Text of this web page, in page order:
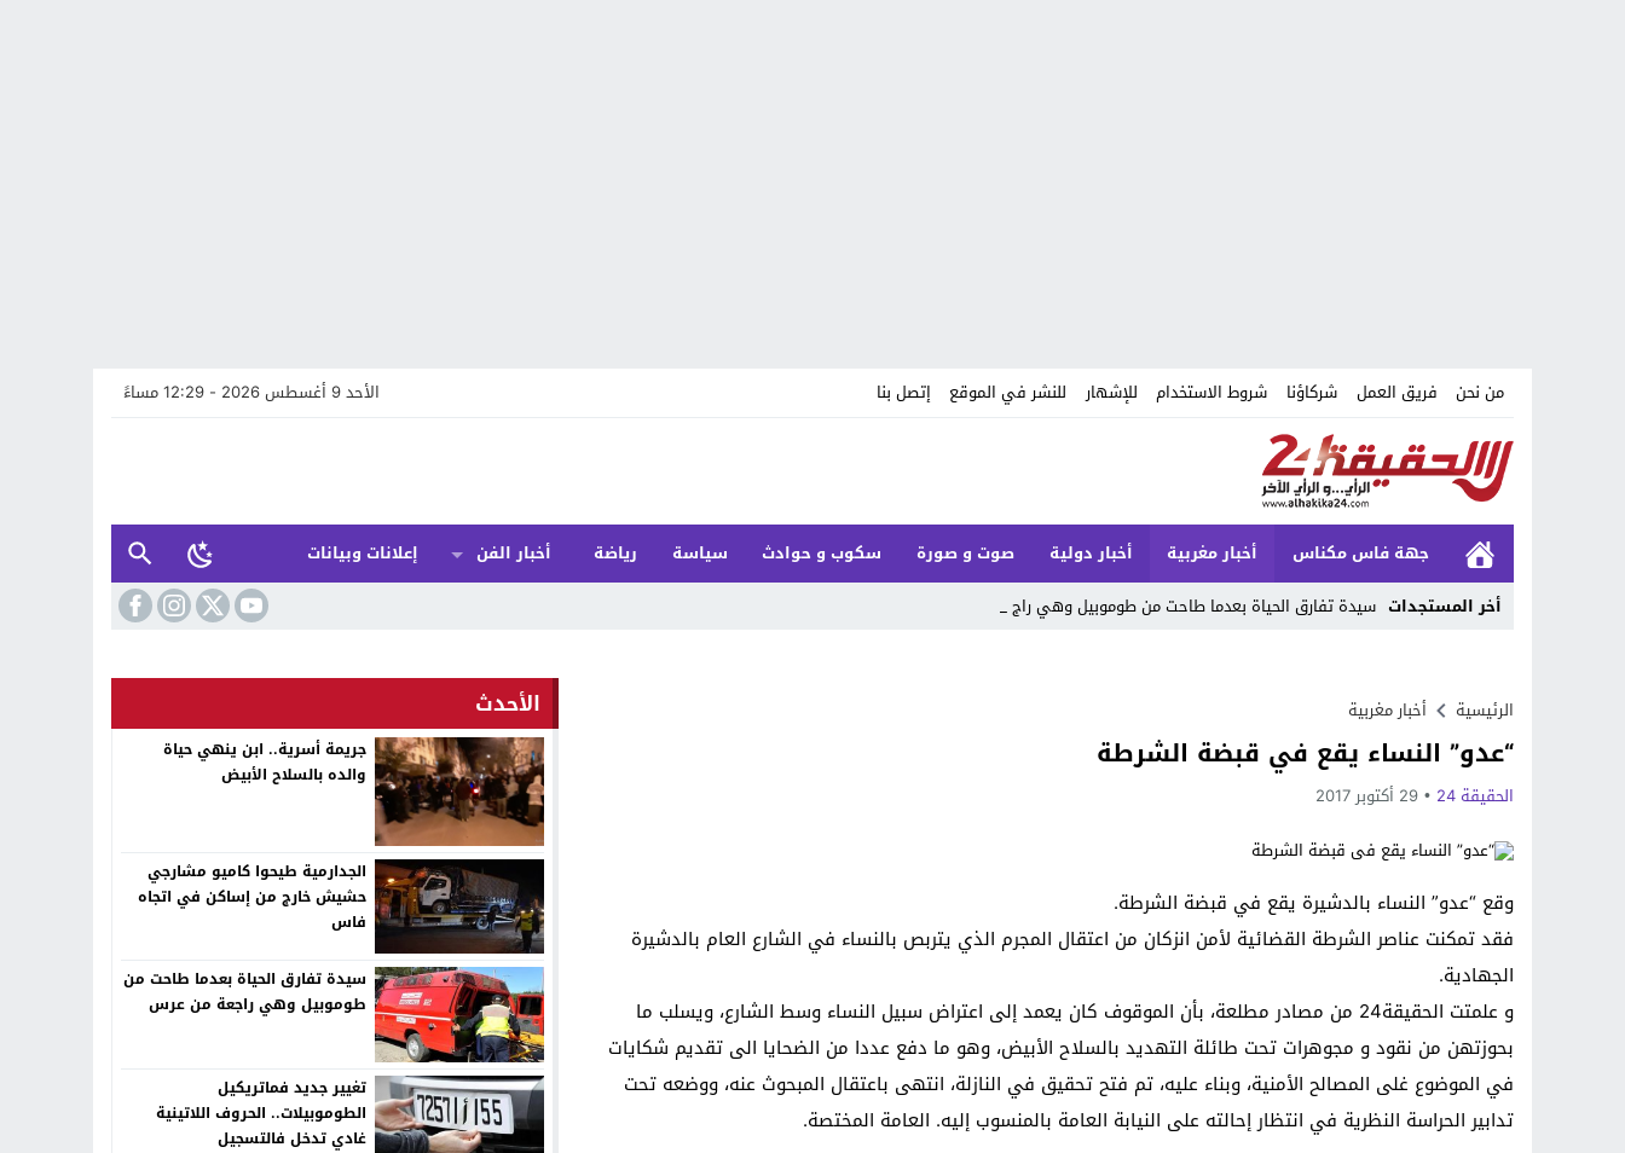
من نحن فريق العمل شركاؤنا شروط الاستخدام للإشهار للنشر في الموقع إتصل بنا الأحد 9 أغسطس 2026 - 12:29 مساءً
جهة فاس مكناس أخبار مغربية أخبار دولية صوت و صورة سكوب و حوادث سياسة رياضة أخبار الفن
إعلانات وبيانات
أخر المستجدات سيدة تفارق الحياة بعدما طاحت من طوموبيل وهي راجعة من_
Previous
Next
الرئيسية أخبار مغربية
“عدو” النساء يقع في قبضة الشرطة
الحقيقة 24 29 أكتوبر 2017
وقع “عدو” النساء بالدشيرة يقع في قبضة الشرطة.
فقد تمكنت عناصر الشرطة القضائية لأمن انزكان من اعتقال المجرم الذي يتربص بالنساء في الشارع العام بالدشيرة
الجهادية.
و علمتت الحقيقة24 من مصادر مطلعة، بأن الموقوف كان يعمد إلى اعتراض سبيل النساء وسط الشارع، ويسلب ما
بحوزتهن من نقود و مجوهرات تحت طائلة التهديد بالسلاح الأبيض، وهو ما دفع عددا من الضحايا الى تقديم شكايات
في الموضوع غلى المصالح الأمنية، وبناء عليه، تم فتح تحقيق في النازلة، انتهى باعتقال المبحوث عنه، ووضعه تحت
تدابير الحراسة النظرية في انتظار إحالته على النيابة العامة بالمنسوب إليه. العامة المختصة.
الأحدث
جريمة أسرية.. ابن ينهي حياة
والده بالسلاح الأبيض
الجدارمية طيحوا كاميو مشارجي
حشيش خارج من إساكن في اتجاه
فاس
سيدة تفارق الحياة بعدما طاحت من
طوموبيل وهي راجعة من عرس
تغيير جديد فماتريكيل
الطوموبيلات.. الحروف اللاتينية
غادي تدخل فالتسجيل